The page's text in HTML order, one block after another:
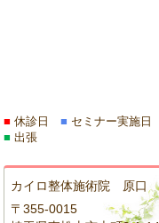
■ 休診日 ■ セミナー実施日
■ 出張
カイロ整体施術院 原口
〒355-0015